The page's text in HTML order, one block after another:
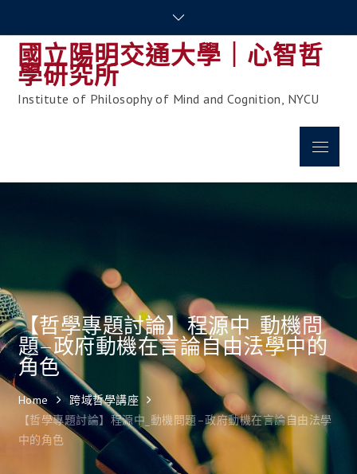
content國立陽明交通大學｜心智哲
學研究所
Institute of Philosophy of Mind and Cognition, NYCU
Menu
【哲學專題討論】程源中_動機問
題–政府動機在言論自由法學中的
角色
Home
跨域哲學講座
【哲學專題討論】程源中_動機問題–政府動機在言論自由法學
中的角色